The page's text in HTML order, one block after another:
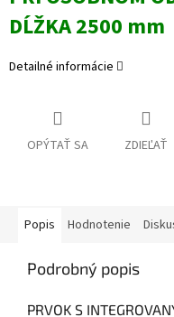
DĹŽKA 2500 mm
Detailné informácie
OPÝTAŤ SA ZDIEĽAŤ
Popis Hodnotenie
Podrobný popis
PRVOK S